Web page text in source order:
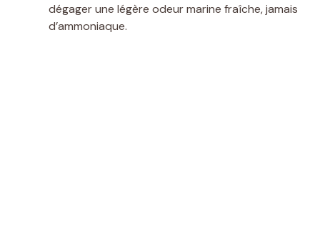
dégager une légère odeur marine fraîche, jamais
d’ammoniaque.